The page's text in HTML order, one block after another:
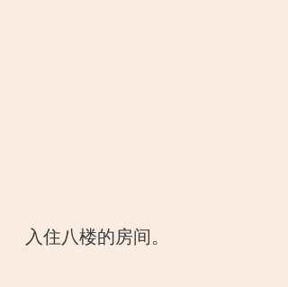
入住八楼的房间。